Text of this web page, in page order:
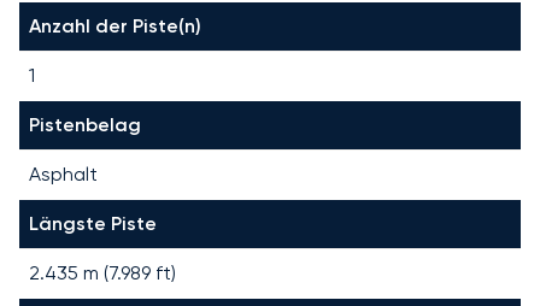
Anzahl der Piste(n)
1
Pistenbelag
Asphalt
Längste Piste
2.435 m (7.989 ft)